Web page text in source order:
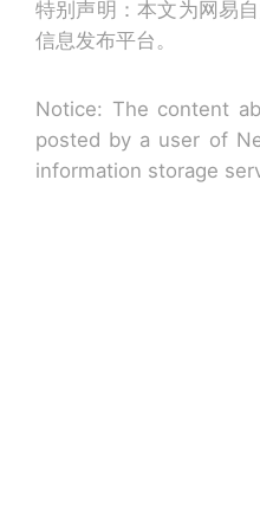
特别声明：本文为网易
信息发布平台。
Notice: The content
posted by a user of
information storage